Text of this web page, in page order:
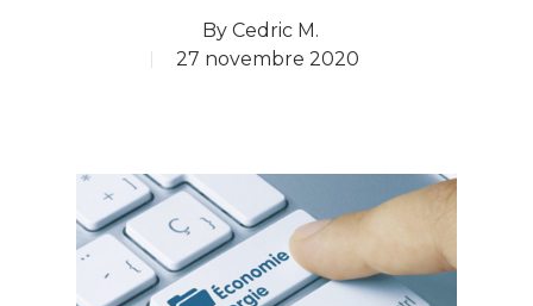
By Cedric M.
27 novembre 2020